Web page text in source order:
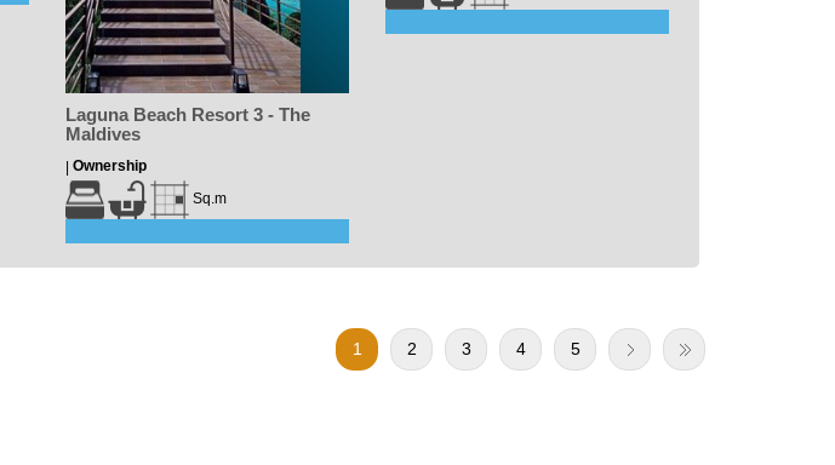
Laguna Beach Resort 3 - The
Maldives
Ownership
Sq.m
1 2 3 4 5